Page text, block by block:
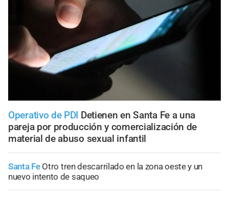
Operativo de PDI Detienen en Santa Fe a una
pareja por producción y comercialización de
material de abuso sexual infantil
Santa Fe Otro tren descarrilado en la zona oeste y un
nuevo intento de saqueo